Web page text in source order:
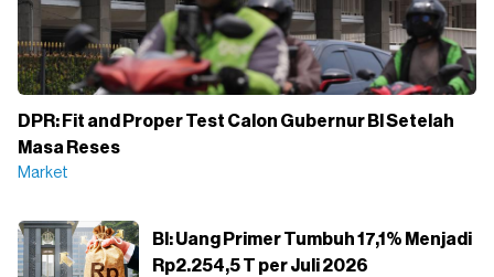
DPR: Fit and Proper Test Calon Gubernur BI Setelah
Masa Reses
Market
BI: Uang Primer Tumbuh 17,1% Menjadi
Rp2.254,5 T per Juli 2026